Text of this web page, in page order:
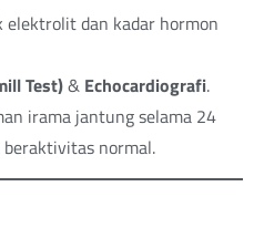
elektrolit dan kadar hormon
Test)& Echocardiografi.
irama jantung selama 24
normal.